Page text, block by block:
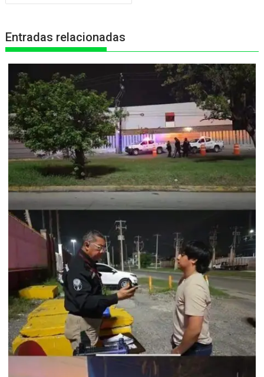
p
o
g
r
a
Entradas relacionadas